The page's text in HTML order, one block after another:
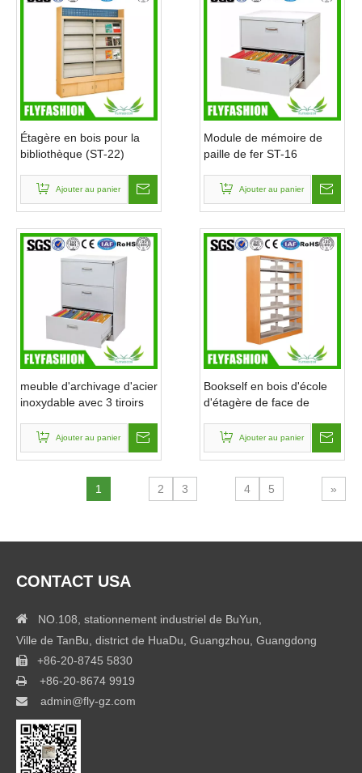
Étagère en bois pour la
bibliothèque (ST-22)
Ajouter au panier
Module de mémoire de
paille de fer ST-16
Ajouter au panier
meuble d'archivage d'acier
inoxydable avec 3 tiroirs
Ajouter au panier
Bookself en bois d'école
d'étagère de face de
(ST-23)Ajouter au panier
1 2 3 4 5 »
CONTACT USA
 NO.108, stationnement industriel de BuYun,
Ville de TanBu, district de HuaDu, Guangzhou, Guangdong
 +86-20-8745 5830
 +86-20-8674 9919
 admin@fly-gz.com